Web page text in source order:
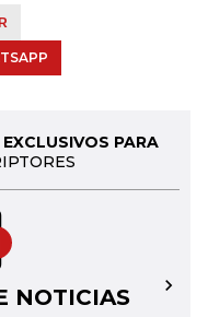
PARA
NOTICIAS →